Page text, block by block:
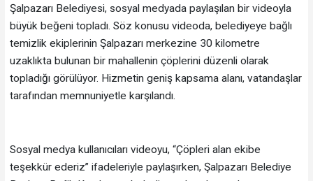
Şalpazarı Belediyesi, sosyal medyada paylaşılan bir videoyla
büyük beğeni topladı. Söz konusu videoda, belediyeye bağlı
temizlik ekiplerinin Şalpazarı merkezine 30 kilometre
uzaklıkta bulunan bir mahallenin çöplerini düzenli olarak
topladığı görülüyor. Hizmetin geniş kapsama alanı, vatandaşlar
tarafından memnuniyetle karşılandı.
Sosyal medya kullanıcıları videoyu, “Çöpleri alan ekibe
teşekkür ederiz” ifadeleriyle paylaşırken, Şalpazarı Belediye